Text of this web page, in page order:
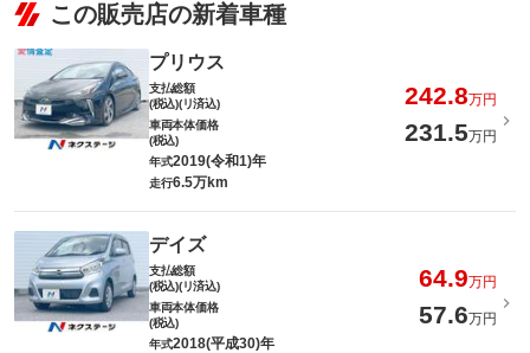
この販売店の新着車種
プリウス
支払総額
(税込)(リ済込)
242.8万円
車両本体価格
(税込)
231.5万円
年式2019(令和1)年
走行6.5万km
デイズ
支払総額
(税込)(リ済込)
64.9万円
車両本体価格
(税込)
57.6万円
年式2018(平成30)年